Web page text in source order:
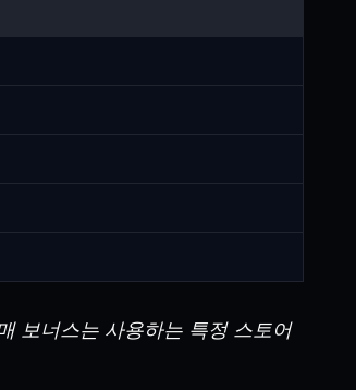
보너스는 사용하는 특정 스토어